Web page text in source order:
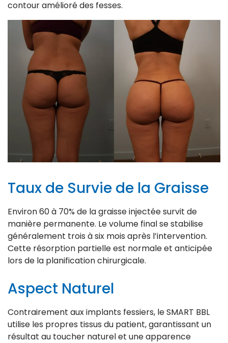
contour amélioré des fesses.
Taux de Survie de la Graisse
Environ 60 à 70% de la graisse injectée survit de
manière permanente. Le volume final se stabilise
généralement trois à six mois après l’intervention.
Cette résorption partielle est normale et anticipée
lors de la planification chirurgicale.
Aspect Naturel
Contrairement aux implants fessiers, le SMART BBL
utilise les propres tissus du patient, garantissant un
résultat au toucher naturel et une apparence